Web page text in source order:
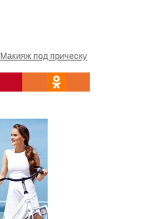
Макияж под прическу